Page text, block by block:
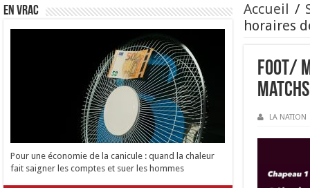
Accueil /
horaires
Foot/
matchs
LA NATION
EN VRAC
Pour une économie de la canicule : quand la chaleur
fait saigner les comptes et suer les hommes